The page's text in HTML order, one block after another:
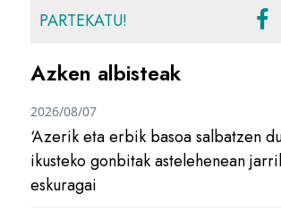
PARTEKATU!
Azken albisteak
‘Azerik eta erbik basoa salbatzen
ikusteko gonbitak astelehenean
eskuragai
2026/08/07